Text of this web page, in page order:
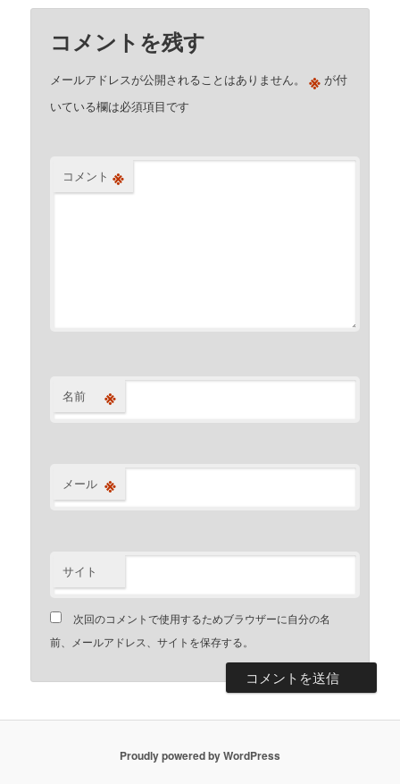
コメントを残す
メールアドレスが公開されることはありません。 ※ が付
いている欄は必須項目です
コメント ※
名前 ※
メール ※
サイト
次回のコメントで使用するためブラウザーに自分の名
前、メールアドレス、サイトを保存する。
Proudly powered by WordPress